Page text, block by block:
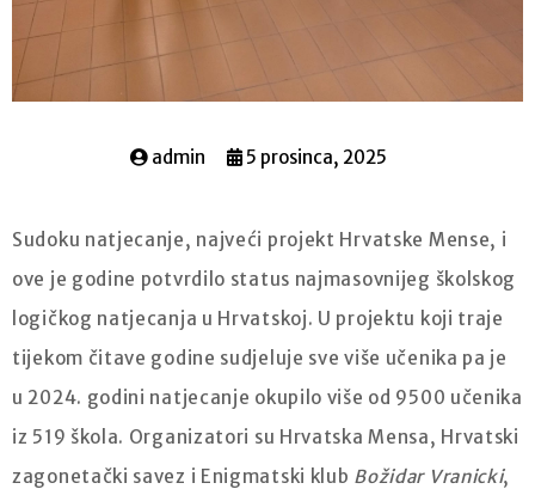
admin 5 prosinca, 2025
Sudoku natjecanje, najveći projekt Hrvatske Mense, i
ove je godine potvrdilo status najmasovnijeg školskog
logičkog natjecanja u Hrvatskoj. U projektu koji traje
tijekom čitave godine sudjeluje sve više učenika pa je
u 2024. godini natjecanje okupilo više od 9500 učenika
iz 519 škola. Organizatori su Hrvatska Mensa, Hrvatski
zagonetački savez i Enigmatski klub Božidar Vranicki,